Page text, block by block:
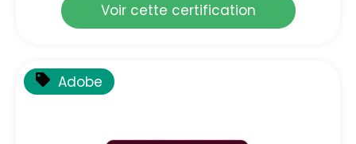
Voir cette certification
Adobe